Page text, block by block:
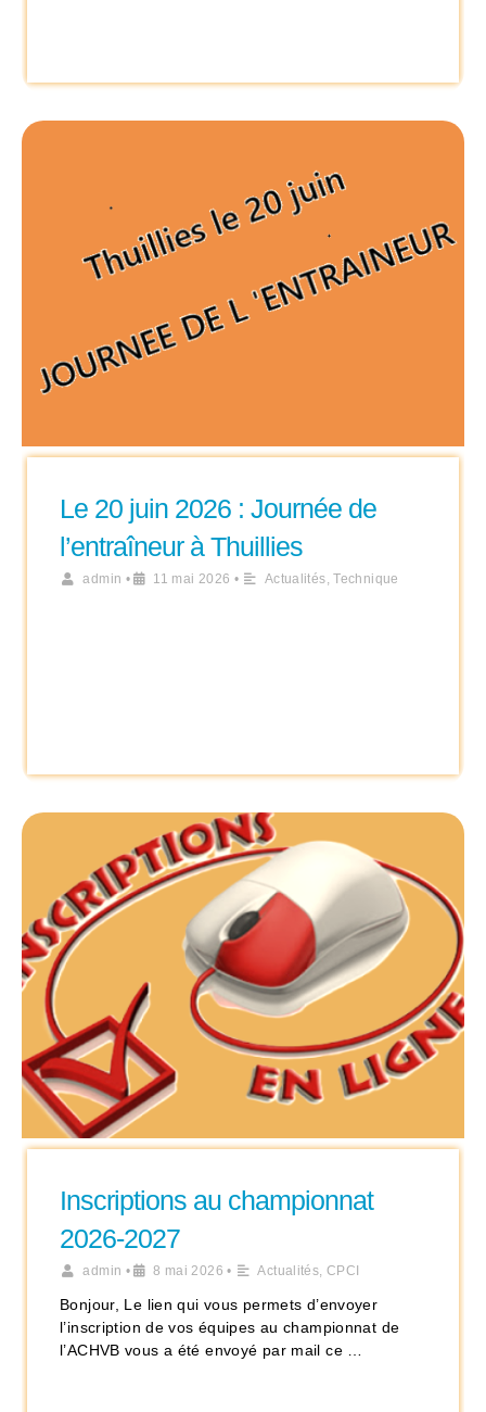
Le 20 juin 2026 : Journée de
l’entraîneur à Thuillies
admin • 11 mai 2026 • Actualités,Technique
Inscriptions au championnat
2026-2027
admin • 8 mai 2026 • Actualités, CPCI
Bonjour, Le lien qui vous permets d’envoyer
l’inscription de vos équipes au championnat de
l’ACHVB vous a été envoyé par mail ce …